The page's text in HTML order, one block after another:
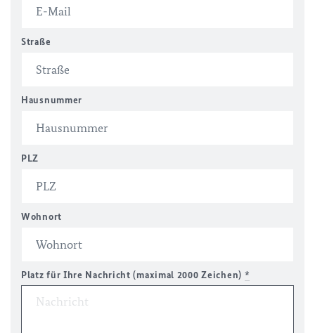
Straße
Hausnummer
PLZ
Wohnort
Platz für Ihre Nachricht (maximal 2000 Zeichen) *